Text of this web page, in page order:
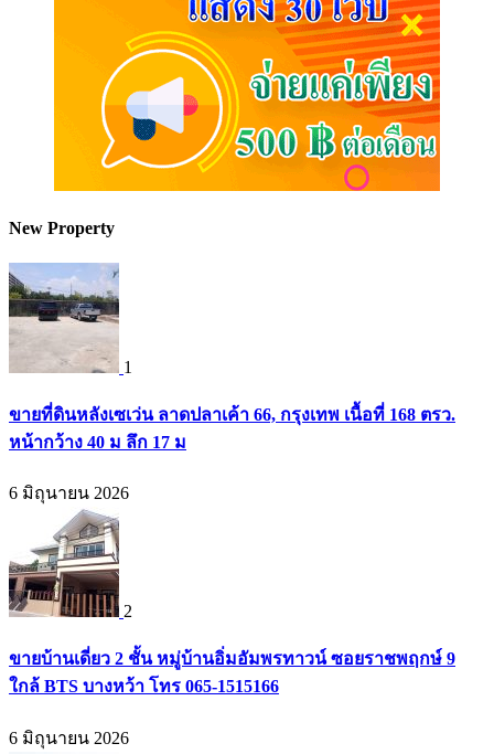
New Property
1
ขายที่ดินหลังเซเว่น ลาดปลาเค้า 66, กรุงเทพ เนื้อที่ 168 ตรว.
หน้ากว้าง 40 ม ลึก 17 ม
6 มิถุนายน 2026
2
ขายบ้านเดี่ยว 2 ชั้น หมู่บ้านอิ่มอัมพรทาวน์ ซอยราชพฤกษ์ 9
ใกล้ BTS บางหว้า โทร 065-1515166
6 มิถุนายน 2026